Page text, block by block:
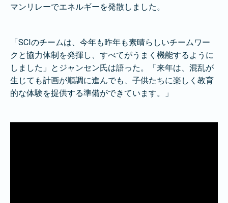
マンリレーでエネルギーを発散しました。
「SCIのチームは、今年も昨年も素晴らしいチームワー
クと協力体制を発揮し、すべてがうまく機能するように
しました」とジャンセン氏は語った。「来年は、混乱が
生じても計画が順調に進んでも、子供たちに楽しく教育
的な体験を提供する準備ができています。」